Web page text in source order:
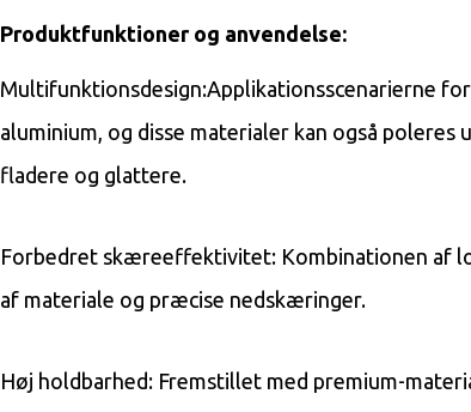
Produktfunktioner og anvendelse:
Multifunktionsdesign:Applikationsscenarierne
aluminium, og disse materialer kan også
fladere og glattere.
Forbedret skæreeffektivitet: Kombinationen af
af materiale og præcise nedskæringer.
Høj holdbarhed: Fremstillet med premium-